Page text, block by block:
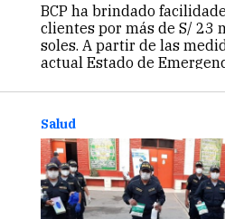
BCP ha brindado
clientes por más de S/ 23
soles. A partir de las
actual Estado de
Salud